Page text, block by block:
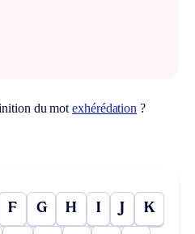
du motexhérédation ?
F G H I J K